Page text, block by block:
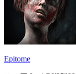
Epitome